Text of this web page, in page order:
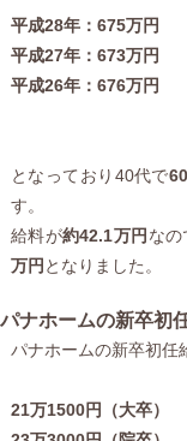
平成28年：675万円
平成27年：673万円
平成26年：676万円
となっており40代で
す。
給料が約42.1万円 な
万円 となりました。
パナホームの新卒初
パナホームの新卒初任
21万1500円（大卒）